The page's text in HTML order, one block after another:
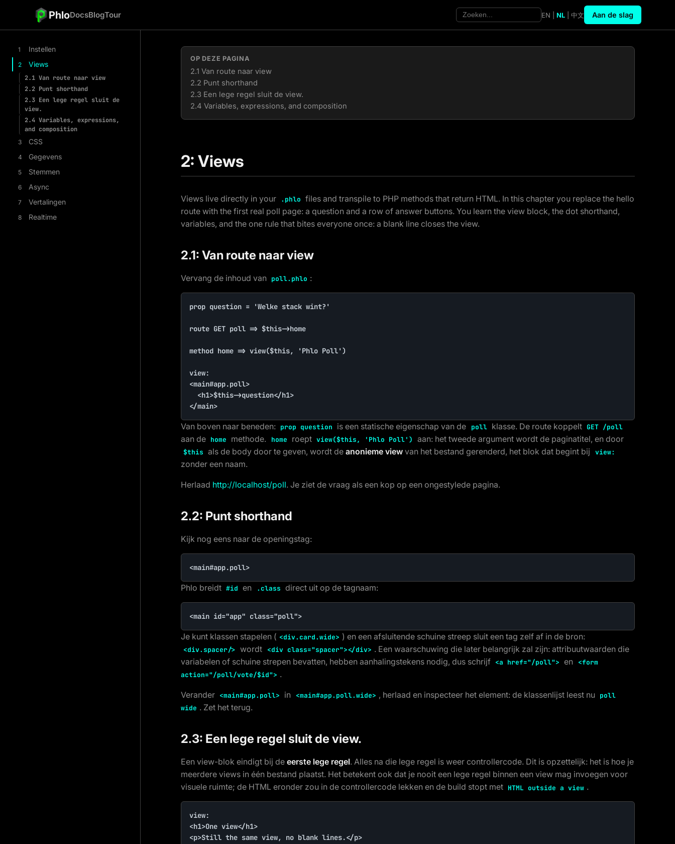
PhloDocsBlogTour EN NL| 中文 Aan de slag
1 Instellen
2 Views
2.1 Van route naar view
2.2 Punt shorthand
2.3 Een lege regel sluit de
view.
2.4 Variables, expressions,
and composition
3 CSS
4 Gegevens
5 Stemmen
6 Async
7 Vertalingen
8 Realtime
OP DEZE PAGINA
2.1 Van route naar view
2.2 Punt shorthand
2.3 Een lege regel sluit de view.
2.4 Variables, expressions, and composition
2: Views
Views live directly in your .phlo files and transpile to PHP methods that return HTML. In this chapter you replace the hello
route with the first real poll page: a question and a row of answer buttons. You learn the view block, the dot shorthand,
variables, and the one rule that bites everyone once: a blank line closes the view.
2.1: Van route naar view
Vervang de inhoud van poll.phlo :
prop question = 'Welke stack wint?'
route GET poll => $this->home
method home => view($this, 'Phlo Poll')
view:
<main#app.poll>
</main>
Van boven naar beneden: prop question is een statische eigenschap van de poll klasse. De route koppelt GET /poll
aan de home methode. home roept view($this, 'Phlo Poll') aan: het tweede argument wordt de paginatitel, en door
$this als de body door te geven, wordt deanonieme view van het bestand gerenderd, het blok dat begint bij view:
zonder een naam.
Herlaad http://localhost/poll. Je ziet de vraag als een kop op een ongestylede pagina.
2.2: Punt shorthand
Kijk nog eens naar de openingstag:
<main#app.poll>
Phlo breidt #id en .class direct uit op de tagnaam:
<main id="app" class="poll">
Je kunt klassen stapelen ( <div.card.wide> ) en een afsluitende schuine streep sluit een tag zelf af in de bron:
<div.spacer/> wordt <div class="spacer"></div> . Een waarschuwing die later belangrijk zal zijn: attribuutwaarden die
variabelen of schuine strepen bevatten, hebben aanhalingstekens nodig, dus schrijf <a href="/poll"> en
<form
action="/poll/vote/$id"> .
Verander <main#app.poll> in <main#app.poll.wide> , herlaad en inspecteer het element: de klassenlijst leest nu poll
wide . Zet het terug.
2.3: Een lege regel sluit de view.
Een view-blok eindigt bij de eerste lege regel. Alles na die lege regel is weer controllercode. Dit is opzettelijk: het is hoe je
meerdere views in één bestand plaatst. Het betekent ook dat je nooit een lege regel binnen een view mag invoegen voor
visuele ruimte; de HTML eronder zou in de controllercode lekken en de build stopt met HTML outside a view .
view:
<h1>One view</h1>
<p>Still the same view, no blank lines.</p>